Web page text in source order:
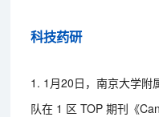
科技药研
1. 1月20日，南京大学附
队在 1 区 TOP 期刊《